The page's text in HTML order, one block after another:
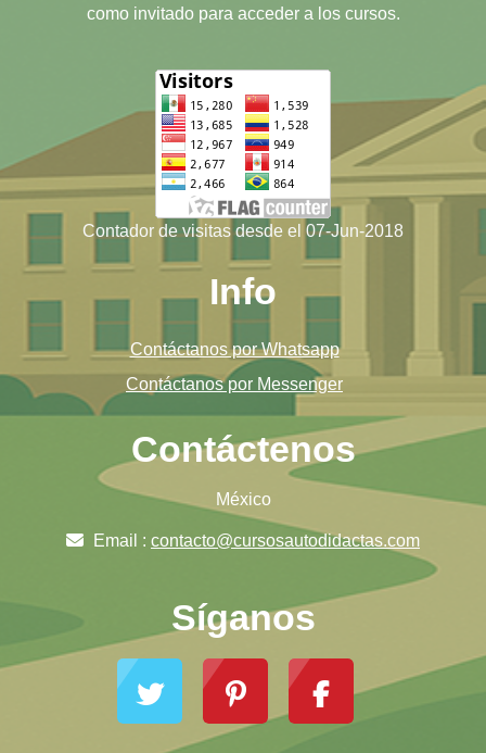
como invitado para acceder a los cursos.
Contador de visitas desde el 07-Jun-2018
Info
Contáctanos por Whatsapp
Contáctanos por Messenger
Contáctenos
México
Email : contacto@cursosautodidactas.com
Síganos